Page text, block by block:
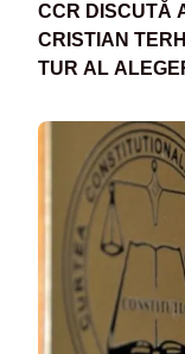
CCR DISCUTĂ
CRISTIAN
TUR AL